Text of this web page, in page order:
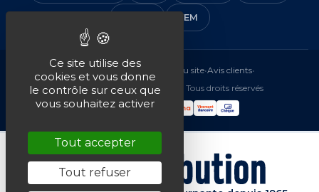
VEM
Mentions légales•CGV Plan du site•Avis clients•
© 2016-2026 EM Distribution - Tous droits réservés
Ce site utilise des
cookies et vous donne
le contrôle sur ceux que
vous souhaitez activer
Tout accepter
Tout refuser